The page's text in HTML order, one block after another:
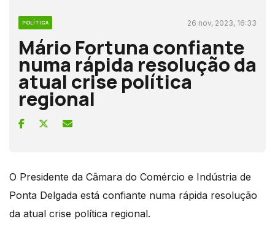
POLÍTICA 26 nov, 2023, 16:33
Mário Fortuna confiante
numa rápida resolução da
atual crise política
regional
O Presidente da Câmara do Comércio e Indústria de
Ponta Delgada está confiante numa rápida resolução
da atual crise política regional.